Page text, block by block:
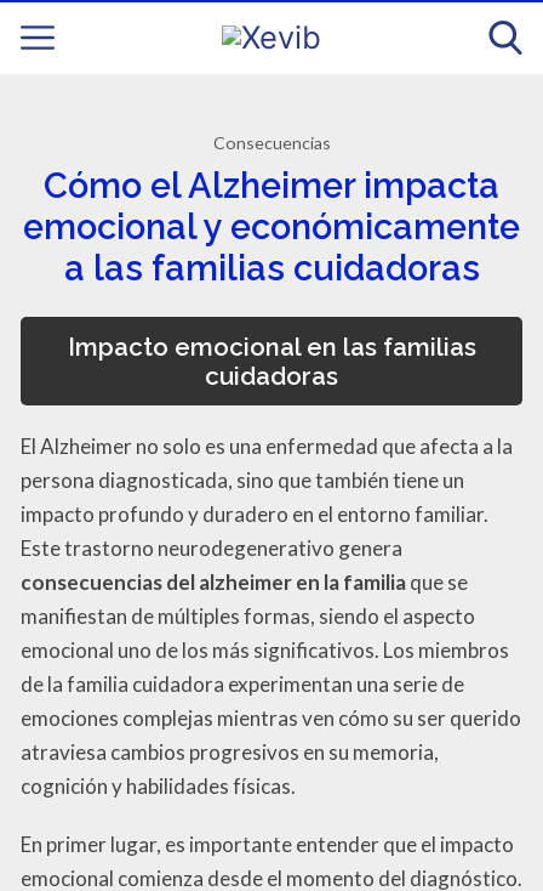
Consecuencias
Cómo el Alzheimer impacta
emocional y económicamente
a las familias cuidadoras
Impacto emocional en las familias
cuidadoras
El Alzheimer no solo es una enfermedad que afecta a la
persona diagnosticada, sino que también tiene un
impacto profundo y duradero en el entorno familiar.
Este trastorno neurodegenerativo genera
consecuencias del alzheimer en la familiaque se
manifiestan de múltiples formas, siendo el aspecto
emocional uno de los más significativos. Los miembros
de la familia cuidadora experimentan una serie de
emociones complejas mientras ven cómo su ser querido
atraviesa cambios progresivos en su memoria,
cognición y habilidades físicas.
En primer lugar, es importante entender que el impacto
emocional comienza desde el momento del diagnóstico.